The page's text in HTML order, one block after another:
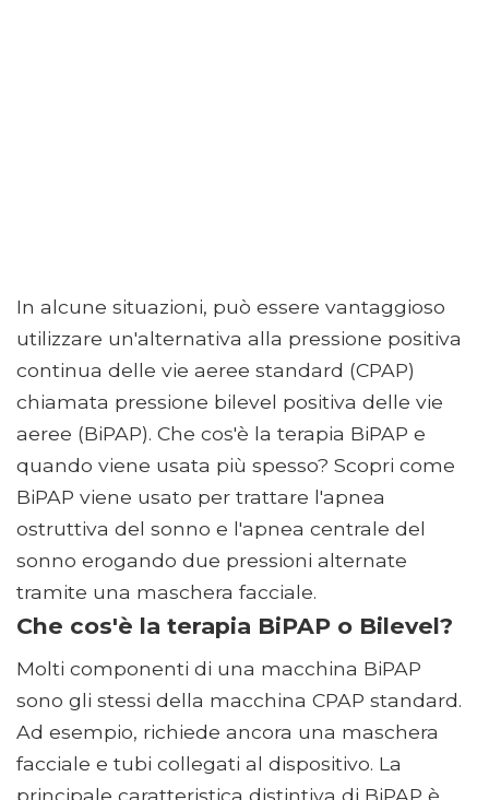
In alcune situazioni, può essere vantaggioso
utilizzare un'alternativa alla pressione positiva
continua delle vie aeree standard (CPAP)
chiamata pressione bilevel positiva delle vie
aeree (BiPAP). Che cos'è la terapia BiPAP e
quando viene usata più spesso? Scopri come
BiPAP viene usato per trattare l'apnea
ostruttiva del sonno e l'apnea centrale del
sonno erogando due pressioni alternate
tramite una maschera facciale.
Che cos'è la terapia BiPAP o Bilevel?
Molti componenti di una macchina BiPAP
sono gli stessi della macchina CPAP standard.
Ad esempio, richiede ancora una maschera
facciale e tubi collegati al dispositivo. La